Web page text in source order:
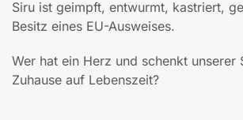
Siru ist geimpft, entwurmt, kastriert,
Besitz eines EU-Ausweises.
Wer hat ein Herz und schenkt unserer
Zuhause auf Lebenszeit?